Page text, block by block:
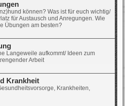
können? Was ist für euch wichtig/
für Austausch und Anregungen. Wie
Übungen am besten?
Langeweile aufkommt/ Ideen zum
Arbeit
Krankheit
Krankheiten,